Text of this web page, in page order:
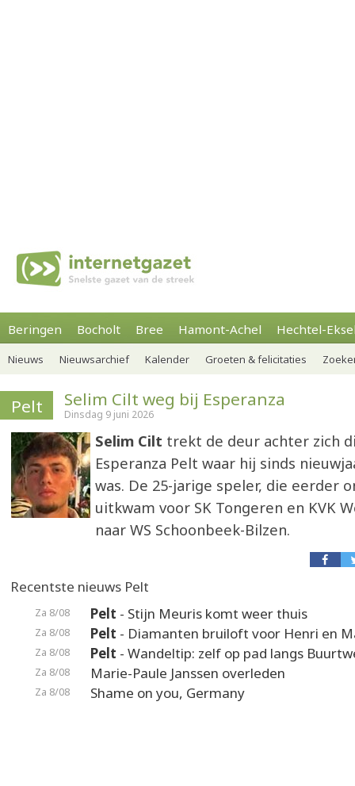
Beringen Bocholt Bree Hamont-Achel Hechtel-
Nieuws Nieuwsarchief Kalender Groeten & felicitaties
Pelt Selim Cilt weg bij Esperanza
Dinsdag 9 juni 2026
Selim Cilt trekt de deur achter zich
Esperanza Pelt waar hij sinds
was. De 25-jarige speler, die eerder
uitkwam voor SK Tongeren en KVK
naar WS Schoonbeek-Bilzen.
Recentste nieuws Pelt
Za 8/08 Pelt - Stijn Meuris komt weer thuis
Za 8/08 Pelt - Diamanten bruiloft voor Henri en
Za 8/08 Pelt - Wandeltip: zelf op pad langs
Za 8/08 Marie-Paule Janssen overleden
Za 8/08 Shame on you, Germany